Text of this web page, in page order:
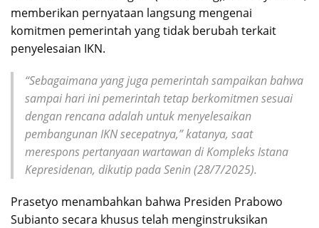
memberikan pernyataan langsung mengenai
komitmen pemerintah yang tidak berubah terkait
penyelesaian IKN.
“Sebagaimana yang juga pemerintah sampaikan bahwa
sampai hari ini pemerintah tetap berkomitmen sesuai
dengan rencana adalah untuk menyelesaikan
pembangunan IKN secepatnya,” katanya, saat
merespons pertanyaan wartawan di Kompleks Istana
Kepresidenan, dikutip pada Senin (28/7/2025).
Prasetyo menambahkan bahwa Presiden Prabowo
Subianto secara khusus telah menginstruksikan